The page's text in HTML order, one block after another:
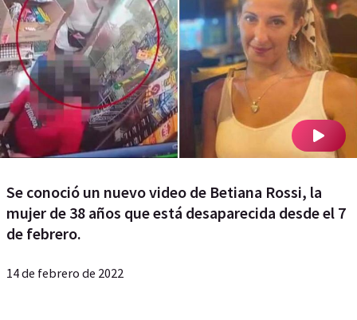
Se conoció un nuevo video de Betiana Rossi, la
mujer de 38 años que está desaparecida desde el 7
de febrero.
14 de febrero de 2022